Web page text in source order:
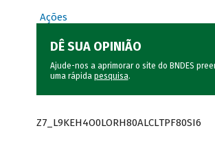
Ações
DÊ SUA OPINIÃO
Ajude-nos a aprimorar o site do BNDES
uma rápida pesquisa.
Z7_L9KEH4O0LORH80ALCLTPF80SI6